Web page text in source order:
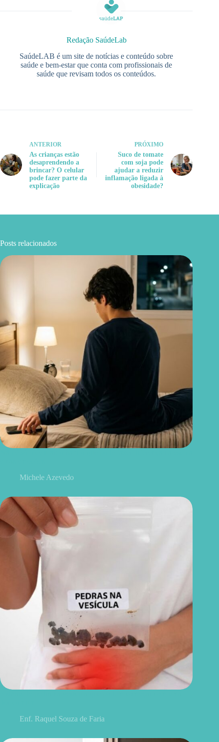
Redação SaúdeLab
SaúdeLAB é um site de notícias e conteúdo sobre
saúde e bem-estar que conta com profissionais de
saúde que revisam todos os conteúdos.
ANTERIOR
As crianças estão
desaprendendo a
brincar? O celular
pode fazer parte da
explicação
PRÓXIMO
Suco de tomate
com soja pode
ajudar a reduzir
inflamação ligada à
obesidade?
Posts relacionados
Michele Azevedo
Enf. Raquel Souza de Faria